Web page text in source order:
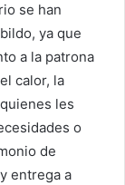
se han
ya que
a la patrona
calor, la
les
o
de
entrega a